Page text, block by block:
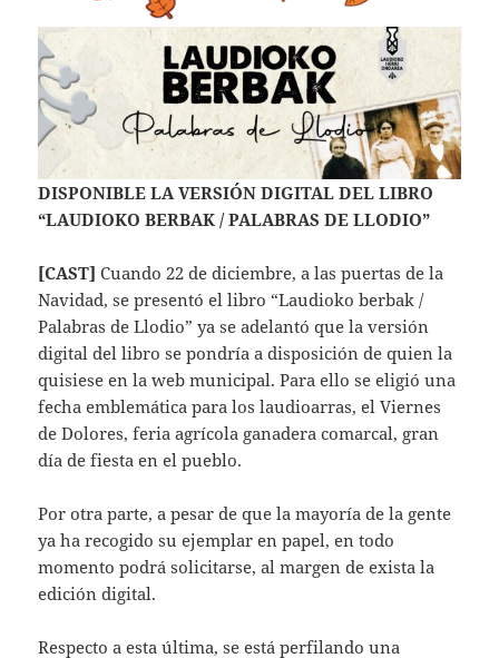
DISPONIBLE LA VERSIÓN DIGITAL DEL LIBRO
“LAUDIOKO BERBAK / PALABRAS DE LLODIO”
[CAST] Cuando 22 de diciembre, a las puertas de la
Navidad, se presentó el libro “Laudioko berbak /
Palabras de Llodio” ya se adelantó que la versión
digital del libro se pondría a disposición de quien la
quisiese en la web municipal. Para ello se eligió una
fecha emblemática para los laudioarras, el Viernes
de Dolores, feria agrícola ganadera comarcal, gran
día de fiesta en el pueblo.
Por otra parte, a pesar de que la mayoría de la gente
ya ha recogido su ejemplar en papel, en todo
momento podrá solicitarse, al margen de exista la
edición digital.
Respecto a esta última, se está perfilando una